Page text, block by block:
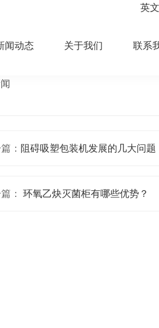
英
闻动态 关于我们 联系
： 阻碍吸塑包装机发展的几大问题
： 环氧乙炔灭菌柜有哪些优势？